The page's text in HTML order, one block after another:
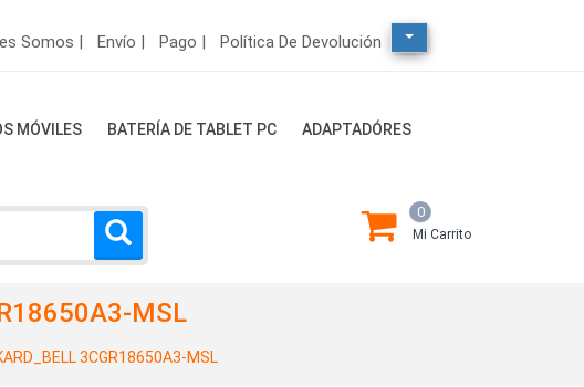
Somos | Envío | Pago | Política De Devolución
MÓVILES BATERÍA DE TABLET PC ADAPTADÓRES
0
Mi Carrito
MSL
3CGR18650A3-MSL